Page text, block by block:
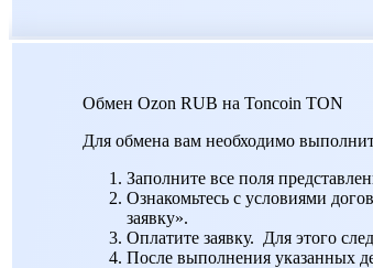
Обмен Ozon RUB на Toncoin TON
Для обмена вам необходимо
Заполните все поля
Ознакомьтесь с условиями
заявку».
Оплатите заявку. Для этого
После выполнения указанных